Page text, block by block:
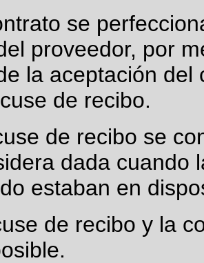
se
proveedor, por
la aceptación
de recibo.
de recibo se
dada cuando
estaban en
de recibo y la